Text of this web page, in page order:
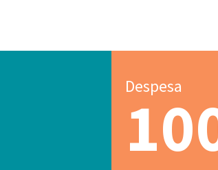
Despesa